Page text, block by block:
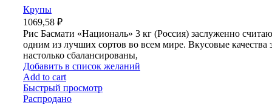
Крупы
1069,58 ₽
Рис Басмати «Националь» 3 кг (Россия) заслуженно
одним из лучших сортов во всем мире. Вкусовые качества
настолько сбалансированы,
Добавить в список желаний
Add to cart
Быстрый просмотр
Распродано